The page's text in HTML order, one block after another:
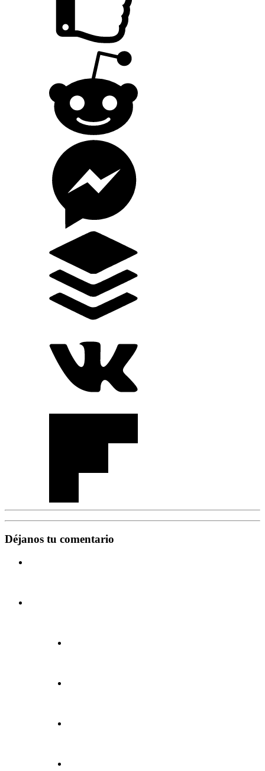
Déjanos tu comentario